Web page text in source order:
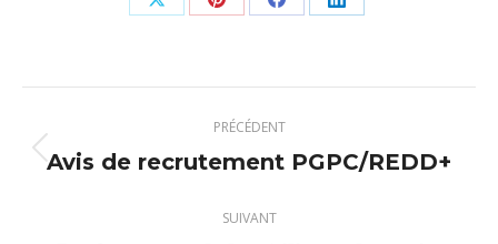
Partager
X
Partager
Pinterest
Partager
Facebook
Partager
LinkedIn
article
PRÉCÉDENT
Article
:
Avis de recrutement PGPC/REDD+
SUIVANT